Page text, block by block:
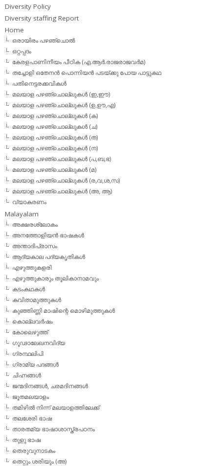
Diversity Policy
Diversity staffing Report
Home
ഒരായിരം പഴഞ്ചൊല്‍
ഒറ്റപ്പദം
കേരളപാണിനീയം പീഠിക (എ.ആര്‍.രാജരാജവര്‍മ)
തച്ചോളി ഒതേനൻ പൊന്നിയൻ പടയ്‌ക്കു പോയ പാട്ടുകഥ
പതിനെട്ടരക്കവികള്‍
മലയാള പഴഞ്ചൊല്ലുകള്‍ (ഇ,ഈ)
മലയാള പഴഞ്ചൊല്ലുകള്‍ (ഉ,ഊ,എ)
മലയാള പഴഞ്ചൊല്ലുകള്‍ (ക)
മലയാള പഴഞ്ചൊല്ലുകള്‍ (ച)
മലയാള പഴഞ്ചൊല്ലുകള്‍ (ത)
മലയാള പഴഞ്ചൊല്ലുകള്‍ (ന)
മലയാള പഴഞ്ചൊല്ലുകള്‍ (പ,ബ,ഭ)
മലയാള പഴഞ്ചൊല്ലുകള്‍ (മ)
മലയാള പഴഞ്ചൊല്ലുകള്‍ (ര,വ,ശ,സ)
മലയാള പഴഞ്ചൊല്ലുകൾ (അ, ആ)
വ്യാകരണം
Malayalam
അക്ഷരശ്ലോകം
അനത്തോളിയന്‍ ഭാഷകള്‍
അന്താദിപ്രാസം
ആദ്യകാല പദ്യകൃതികള്‍
എഴുത്തുകളരി
എഴുത്തുകാരും തൂലികാനാമവും
കടംകഥകള്‍
കവിതാമുത്തുകള്‍
കുഞ്ഞിണ്ണി മാഷിന്റെ മൊഴിമുത്തുകള്‍
കൊല്ലവര്‍ഷം
കോലെഴുത്ത്
ഗൂഢാലേഖനവിദ്യ
ഗ്രന്ഥലിപി
ഗ്രാമ്യ പദങ്ങള്‍
ചിഹ്നങ്ങള്‍
ജന്മദിനങ്ങള്‍, ചരമദിനങ്ങള്‍
ജൂതമലയാളം
തമിഴില്‍ നിന്ന് മലയാളത്തിലേക്ക്
തലശേരി ഭാഷ
താരതമ്യ ഭാഷാശാസ്ത്രപഠനം
തുളു ഭാഷ
തെരുവുനാടകം
തെറ്റും ശരിയും (അ)